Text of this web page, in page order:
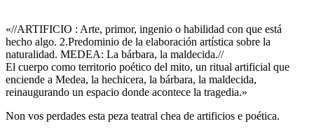
«//ARTIFICIO : Arte, primor, ingenio o habilidad con que está
hecho algo. 2.Predominio de la elaboración artística sobre la
naturalidad. MEDEA: La bárbara, la maldecida.//
El cuerpo como territorio poético del mito, un ritual artificial que
enciende a Medea, la hechicera, la bárbara, la maldecida,
reinaugurando un espacio donde acontece la tragedia.»
Non vos perdades esta peza teatral chea de artificios e poética.